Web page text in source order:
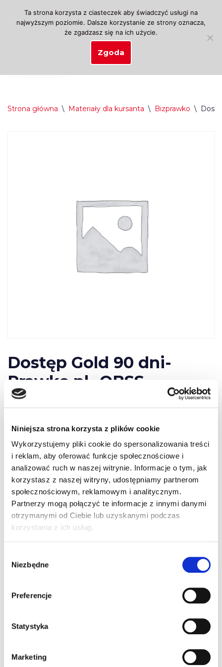
Niniejsza strona korzysta z plików cookie
Wykorzystujemy pliki cookie do spersonalizowania treści
i reklam, aby oferować funkcje społecznościowe i
analizować ruch w naszej witrynie. Informacje o tym, jak
korzystasz z naszej witryny, udostępniamy partnerom
społecznościowym, reklamowym i analitycznym.
Partnerzy mogą połączyć te informacje z innymi danymi
otrzymanymi od Ciebie lub uzyskanymi podczas
korzystania z ich usług.
zgody
Niezbędne
Preferencje
Statystyka
Marketing
Przejdź
Strona główna \ Materiały dla kursanta \ Bizprawko \
Dostęp Gold 90 dni-
Prawko.pl- OBSS
Dodaj do koszyka
U73
Kategorie:Bizprawko,Materiały dla kursanta,Wszystkie produkty
Podobne produkty
Zestaw „Teoria w
Ta strona korzysta z ciasteczek aby świadczyć usługi na
najwyższym poziomie. Dalsze korzystanie ze strony oznacza,
że zgadzasz się na ich użycie.
Zgoda